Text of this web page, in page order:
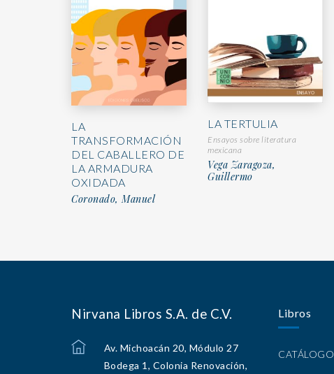
LA
TRANSFORMACIÓN
DEL CABALLERO DE
LA ARMADURA
OXIDADA
Coronado, Manuel
LA TERTULIA
Ensayos sobre literatura
mexicana
Vega Zaragoza,
Guillermo
Nirvana Libros S.A. de C.V.
Av. Michoacán 20, Módulo 27
Bodega 1, Colonia Renovación,
Libros
CATÁLOGO